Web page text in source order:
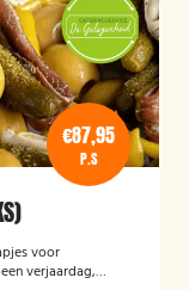
€87,95
P.S
voor
verjaardag,